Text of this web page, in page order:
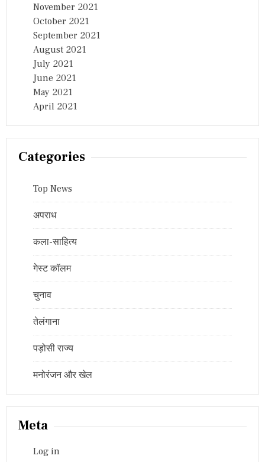
November 2021
October 2021
September 2021
August 2021
July 2021
June 2021
May 2021
April 2021
Categories
Top News
अपराध
कला-साहित्य
गेस्ट कॉलम
चुनाव
तेलंगाना
पड़ोसी राज्य
मनोरंजन और खेल
Meta
Log in